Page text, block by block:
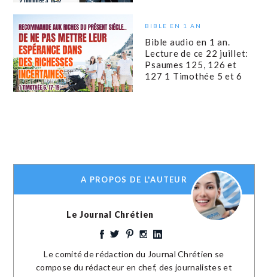
BIBLE EN 1 AN
Bible audio en 1 an.
Lecture de ce 22 juillet:
Psaumes 125, 126 et
127 1 Timothée 5 et 6
A PROPOS DE L'AUTEUR
Le Journal Chrétien
Le comité de rédaction du Journal Chrétien se
compose du rédacteur en chef, des journalistes et